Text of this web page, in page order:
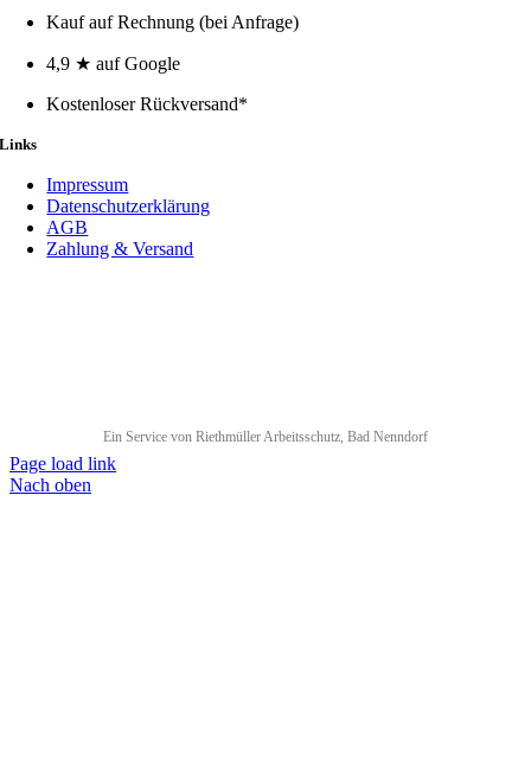
Kauf auf Rechnung (bei Anfrage)
4,9 ★ auf Google
Kostenloser Rückversand*
Links
Impressum
Datenschutzerklärung
AGB
Zahlung & Versand
Ein Service von Riethmüller Arbeitsschutz, Bad Nenndorf
Page load link
Nach oben